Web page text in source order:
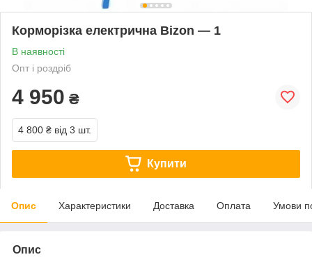
Корморізка електрична Bizon — 1
В наявності
Опт і роздріб
4 950 ₴
4 800 ₴ від 3 шт.
Купити
Опис Характеристики Доставка Оплата Умови
Опис